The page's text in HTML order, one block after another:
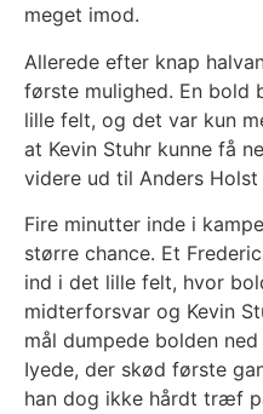
meget imod.
Allerede efter knap
første mulighed. En
lille felt, og det var kun
at Kevin Stuhr kunne få
videre ud til Anders
Fire minutter inde i
større chance. Et
ind i det lille felt, hvor
midterforsvar og Kevin
mål dumpede bolden
Iyede, der skød første
han dog ikke hårdt træf